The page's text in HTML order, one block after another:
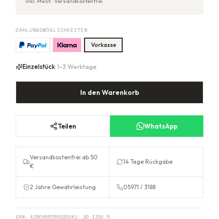
ZAHLUNGSMÖGLICHKEITEN
Vorkasse
Einzelstück· 1–3 Werktage
In den Warenkorb
Teilen WhatsApp
Versandkostenfrei ab 50
€
14 Tage Rückgabe
2 Jahre Gewährleistung 05971 / 3188
EAN: 4250655359220SKU: 20.1310.R